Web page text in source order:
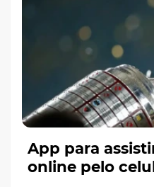
App para
online pelo